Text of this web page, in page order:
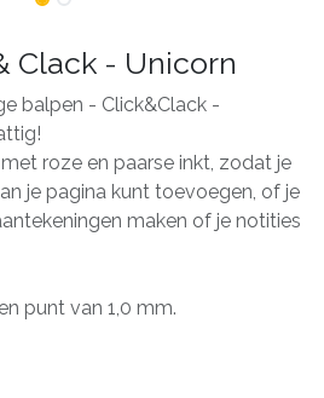
Clack - Unicorn
balpen - Click&Clack -
roze en paarse inkt, zodat je
je pagina kunt toevoegen, of je
maken of je notities
punt van 1,0 mm.